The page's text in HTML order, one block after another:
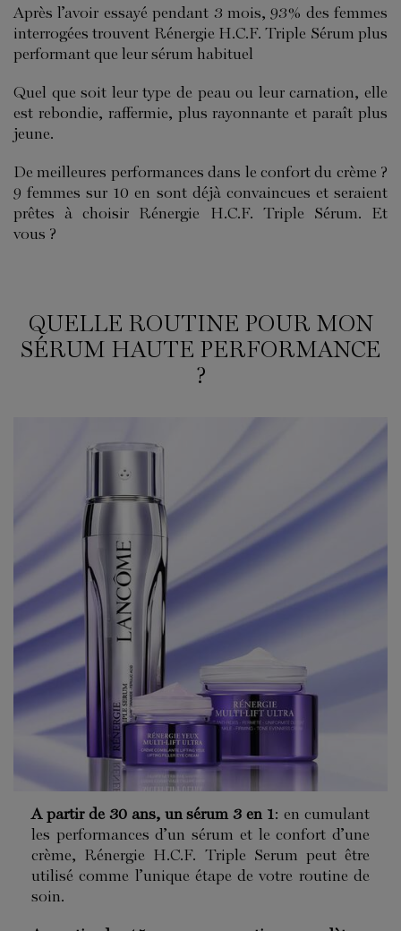
Après l’avoir essayé pendant 3 mois, 93% des femmes
interrogées trouvent Rénergie H.C.F. Triple Sérum plus
performant que leur sérum habituel
Quel que soit leur type de peau ou leur carnation, elle
est rebondie, raffermie, plus rayonnante et paraît plus
jeune.
De meilleures performances dans le confort du crème ?
9 femmes sur 10 en sont déjà convaincues et seraient
prêtes à choisir Rénergie H.C.F. Triple Sérum. Et
vous ?
QUELLE ROUTINE POUR MON
SÉRUM HAUTE PERFORMANCE
?
A partir de 30 ans, un sérum 3 en 1: en cumulant
les performances d’unsérum et le confort d’une
crème, Rénergie H.C.F. Triple Serum peut être
utilisé comme l’unique étape de votre routine de
soin.